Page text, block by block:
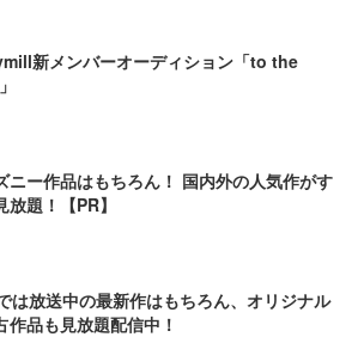
新メンバーオーディション「to the
ニー作品はもちろん！ 国内外の人気作がす
放題！【PR】
は放送中の最新作はもちろん、オリジナル
作品も見放題配信中！